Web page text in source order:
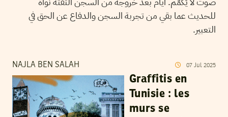
للحديث عما بقي من تجربة السجن والدفاع عن الحق في
التعبير.
NAJLA BEN SALAH 07 Jul 2025
Graffitis en
Tunisie : les
murs se